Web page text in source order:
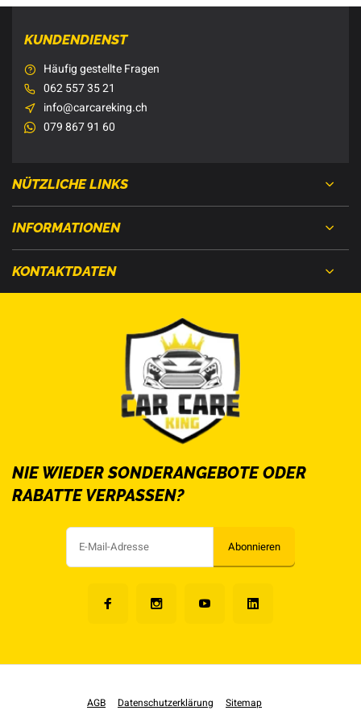
KUNDENDIENST
Häufig gestellte Fragen
062 557 35 21
info@carcareking.ch
079 867 91 60
NÜTZLICHE LINKS
INFORMATIONEN
KONTAKTDATEN
NIE WIEDER SONDERANGEBOTE ODER
RABATTE VERPASSEN?
Abonnieren
AGB Datenschutzerklärung Sitemap